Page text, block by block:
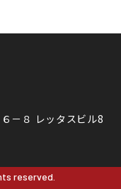
－８ レッタスビル8
reserved.